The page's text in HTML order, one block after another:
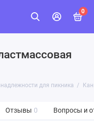
0
для пикника
Отзывы 0 Вопросы и